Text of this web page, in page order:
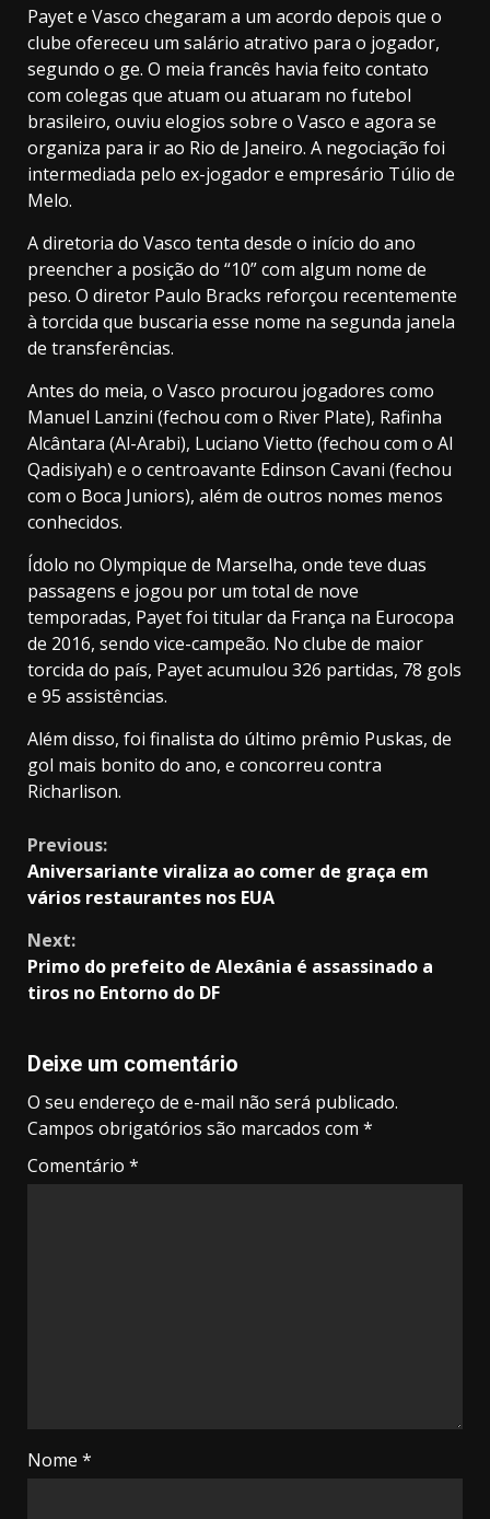
Payet e Vasco chegaram a um acordo depois que o
clube ofereceu um salário atrativo para o jogador,
segundo o ge. O meia francês havia feito contato
com colegas que atuam ou atuaram no futebol
brasileiro, ouviu elogios sobre o Vasco e agora se
organiza para ir ao Rio de Janeiro. A negociação foi
intermediada pelo ex-jogador e empresário Túlio de
Melo.
A diretoria do Vasco tenta desde o início do ano
preencher a posição do “10” com algum nome de
peso. O diretor Paulo Bracks reforçou recentemente
à torcida que buscaria esse nome na segunda janela
de transferências.
Antes do meia, o Vasco procurou jogadores como
Manuel Lanzini (fechou com o River Plate), Rafinha
Alcântara (Al-Arabi), Luciano Vietto (fechou com o Al
Qadisiyah) e o centroavante Edinson Cavani (fechou
com o Boca Juniors), além de outros nomes menos
conhecidos.
Ídolo no Olympique de Marselha, onde teve duas
passagens e jogou por um total de nove
temporadas, Payet foi titular da França na Eurocopa
de 2016, sendo vice-campeão. No clube de maior
torcida do país, Payet acumulou 326 partidas, 78 gols
e 95 assistências.
Além disso, foi finalista do último prêmio Puskas, de
gol mais bonito do ano, e concorreu contra
Richarlison.
Continue
Reading
Previous:
Aniversariante viraliza ao comer de graça em
vários restaurantes nos EUA
Next:
Primo do prefeito de Alexânia é assassinado a
tiros no Entorno do DF
Deixe um comentário
O seu endereço de e-mail não será publicado.
Campos obrigatórios são marcados com *
Comentário *
Nome *